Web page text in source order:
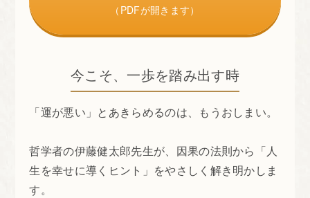
（PDFが開きます）
今こそ、一歩を踏み出す時
「運が悪い」とあきらめるのは、もうおしまい。
哲学者の伊藤健太郎先生が、因果の法則から「人
生を幸せに導くヒント」をやさしく解き明かしま
す。